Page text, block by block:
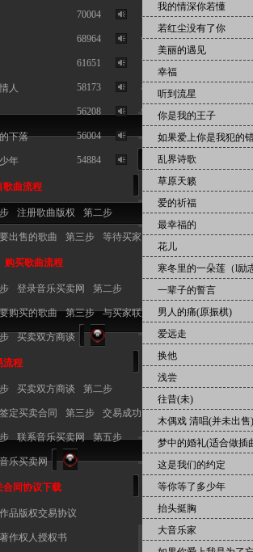
70004 5
68964 6
61651 7
人 58173 8
56208 9
下落 56004 10
年 54884
歌曲流程
注册歌曲版权 第二步
出售的歌曲 第三步 等待买家
购买歌曲流程
登录音乐买卖网 第二步
购买的歌曲 第三步 与买家联系
买卖双方商谈
流程
买卖双方商谈 第二步
定买卖合同 第三步 交易成功
联系音乐买卖网 第五步
乐买卖网
合同协议下载
品版权交易协议
作权人授权书
我的情深你若懂
若红尘没有了你
美丽的遇见
幸福
听到流星
你是我的王子
如果爱上你是我犯的
乱界诗歌
草原天籁
爱的祈福
最幸福的
花儿
寒冬里的一朵莲（l励
一辈子的誓言
男人的痛(原振棋)
爱远走
换他
浅尝
往昔(未)
木偶戏 清唱(并未出售)
梦中的婚礼(适合做插
这是我们的约定
等你等了多少年
抬头挺胸
大音乐家